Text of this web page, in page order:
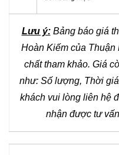
Lưu ý:Bảng báo giá
Hoàn Kiếm của Thuận
chất tham khảo. Giá
như: Số lượng, Thời
khách vui lòng liên hệ
nhận được tư